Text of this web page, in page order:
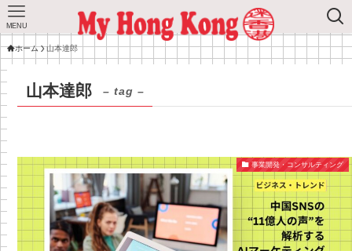
MENU
ホーム 山本達郎
山本達郎 – tag –
事業開発・コンサルティング